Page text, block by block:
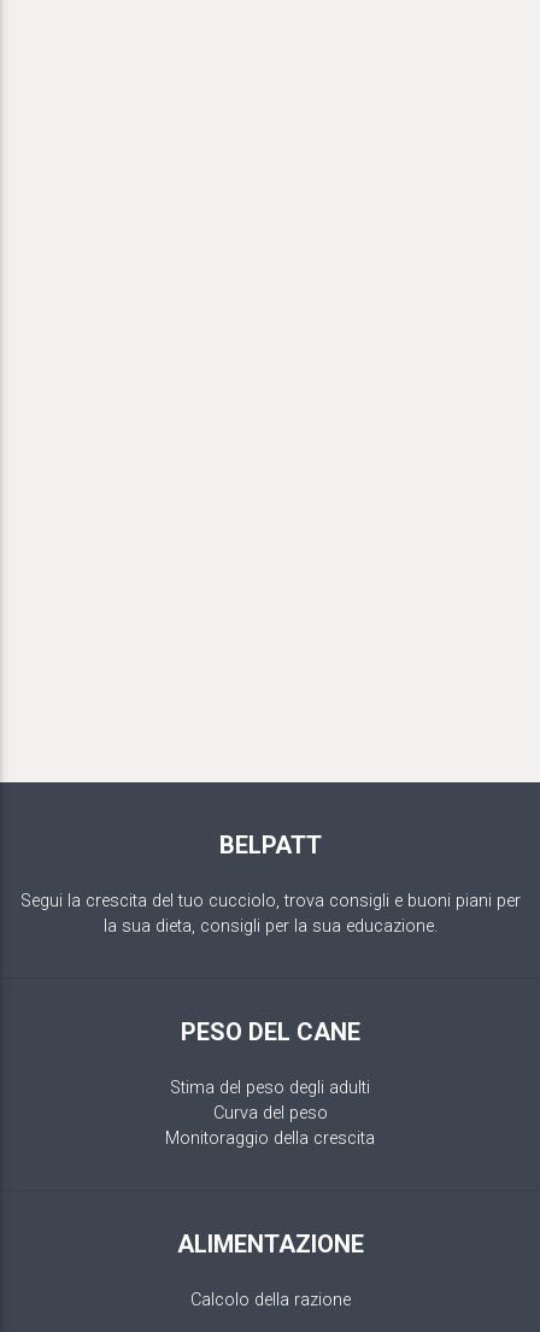
BELPATT
Segui la crescita del tuo cucciolo, trova consigli e buoni piani per
la sua dieta, consigli per la sua educazione.
PESO DEL CANE
Stima del peso degli adulti
Curva del peso
Monitoraggio della crescita
ALIMENTAZIONE
Calcolo della razione